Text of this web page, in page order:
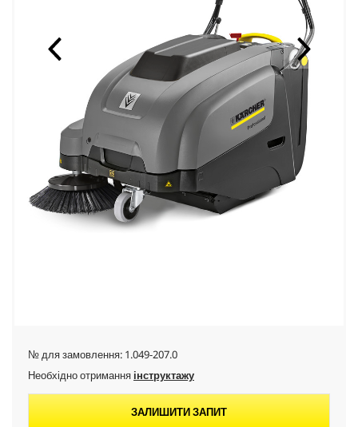
№ для замовлення: 1.049-207.0
Необхідно отримання інструктажу
ЗАЛИШИТИ ЗАПИТ